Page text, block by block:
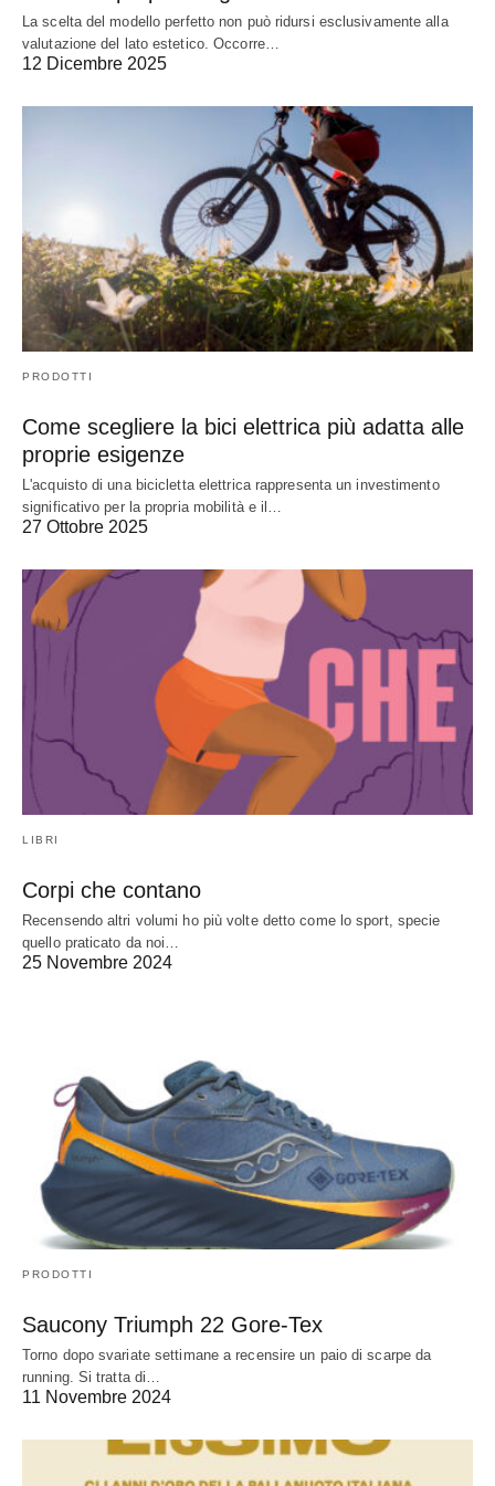
La scelta del modello perfetto non può ridursi esclusivamente alla
valutazione del lato estetico. Occorre…
12 Dicembre 2025
PRODOTTI
Come scegliere la bici elettrica più adatta alle
proprie esigenze
L'acquisto di una bicicletta elettrica rappresenta un investimento
significativo per la propria mobilità e il…
27 Ottobre 2025
LIBRI
Corpi che contano
Recensendo altri volumi ho più volte detto come lo sport, specie
quello praticato da noi…
25 Novembre 2024
PRODOTTI
Saucony Triumph 22 Gore-Tex
Torno dopo svariate settimane a recensire un paio di scarpe da
running. Si tratta di…
11 Novembre 2024